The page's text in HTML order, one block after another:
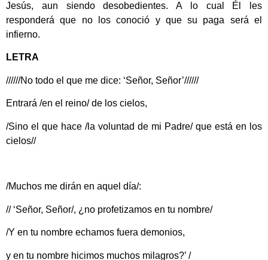
Jesús, aun siendo desobedientes. A lo cual Él les
responderá que no los conoció y que su paga será el
infierno.
LETRA
//////No todo el que me dice: ‘Señor, Señor’//////
Entrará /en el reino/ de los cielos,
/Sino el que hace /la voluntad de mi Padre/ que está en los
cielos//
/Muchos me dirán en aquel día/:
// ‘Señor, Señor/, ¿no profetizamos en tu nombre/
/Y en tu nombre echamos fuera demonios,
y en tu nombre hicimos muchos milagros?’ /